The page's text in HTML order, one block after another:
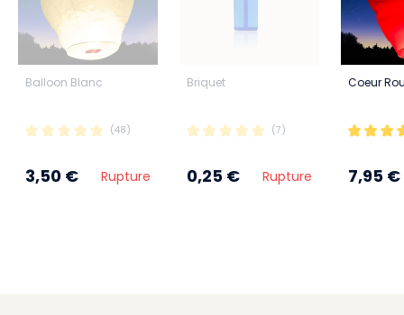
Balloon Blanc
(48)
3,50 € Rupture
Briquet
(7)
0,25 € Rupture
Coeur
7,95 €